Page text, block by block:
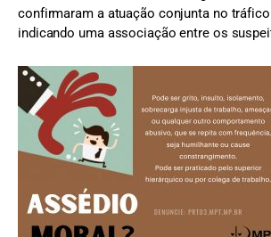
confirmaram a atuação conjunta no
indicando uma associação entre os